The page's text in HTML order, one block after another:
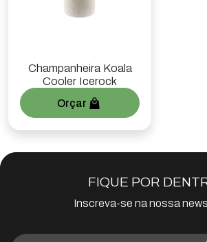
Champanheira Koala
Cooler Icerock
Orçar
FIQUE POR
Inscreva-se na nossa